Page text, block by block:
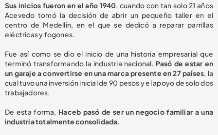
Sus inicios fueron en el año 1940, cuando con tan solo 21 años
Acevedo tomó la decisión de abrir un pequeño taller en el
centro de Medellín, en el que se dedicó a reparar parrillas
eléctricas y fogones.
Fue así como se dio el inicio de una historia empresarial que
terminó transformando la industria nacional. Pasó de estar en
un garaje a convertirse en una marca presente en 27 países, la
cual tuvo una inversión inicial de 90 pesos y el apoyo de solo dos
trabajadores.
De esta forma, Haceb pasó de ser un negocio familiar a una
industria totalmente consolidada.